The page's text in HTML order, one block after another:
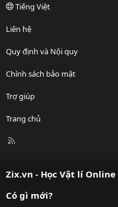
Tiếng Việt
Liên hệ
Quy định và Nội quy
Chính sách bảo mật
Trợ giúp
Trang chủ
R
Zix.vn - Học Vật lí
Có gì mới?